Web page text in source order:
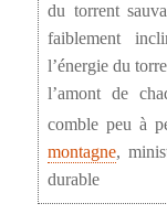
du torrent
faiblement
l’énergie du
l’amont de
comble peu à
montagne,
durable